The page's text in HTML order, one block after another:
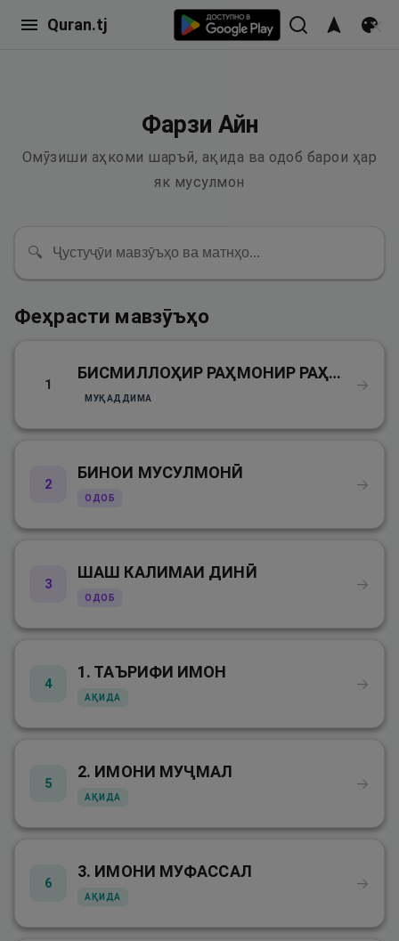
Quran.tj
Фарзи Айн
Омӯзиши аҳкоми шаръӣ, ақида ва одоб барои ҳар
як мусулмон
🔍
Феҳрасти мавзӯъҳо
1
БИСМИЛЛОҲИР РАҲМОНИР РАҲИМ
МУҚАДДИМА
→
2
БИНОИ МУСУЛМОНӢ
ОДОБ
→
3
ШАШ КАЛИМАИ ДИНӢ
ОДОБ
→
4
1. ТАЪРИФИ ИМОН
АҚИДА
→
5
2. ИМОНИ МУҶМАЛ
АҚИДА
→
6
3. ИМОНИ МУФАССАЛ
АҚИДА
→